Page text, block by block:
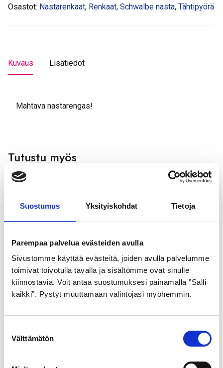
Suostumus Yksityiskohdat Tietoja
Parempaa palvelua evästeiden avulla
Sivustomme käyttää evästeitä, joiden avulla palvelumme
toimivat toivotulla tavalla ja sisältömme ovat sinulle
kiinnostavia. Voit antaa suostumuksesi painamalla ”Salli
kaikki”. Pystyt muuttamaan valintojasi myöhemmin.
Välttämätön
Osastot: Nastarenkaat, Renkaat, Schwalbe nasta, Tähtipyörä
Kuvaus Lisätiedot
Mahtava nastarengas!
Tutustu myös
GOLDEN BOY
ULKORENGAS 54-584
21,99€
GOLDEN BOY
ULKORENGAS 44-531